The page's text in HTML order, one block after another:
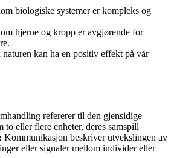
biologiske systemer er kompleks og
hjerne og kropp er avgjørende for
naturen kan ha en positiv effekt på vår
refererer til den gjensidige
to eller flere enheter, deres samspill
Kommunikasjon beskriver utvekslingen av
eller signaler mellom individer eller